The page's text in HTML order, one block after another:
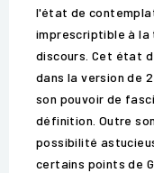
l'état de
imprescriptible à
discours. Cet état
dans la version de
son pouvoir de
définition. Outre
possibilité
certains points de